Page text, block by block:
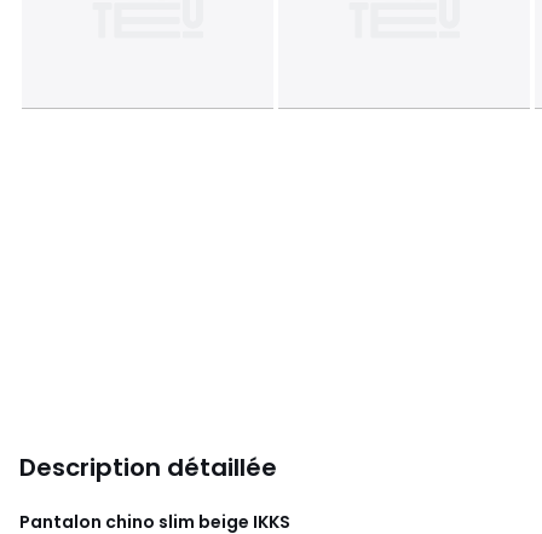
Description détaillée
Pantalon chino slim beige IKKS